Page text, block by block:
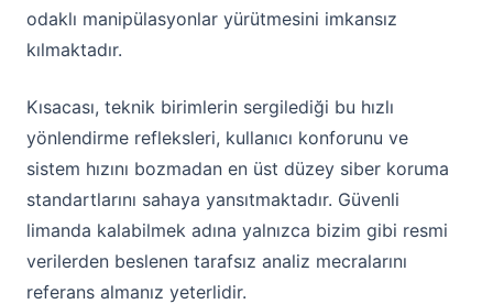
odaklı manipülasyonlar yürütmesini imkansız
kılmaktadır.
Kısacası, teknik birimlerin sergilediği bu hızlı
yönlendirme refleksleri, kullanıcı konforunu ve
sistem hızını bozmadan en üst düzey siber koruma
standartlarını sahaya yansıtmaktadır. Güvenli
limanda kalabilmek adına yalnızca bizim gibi resmi
verilerden beslenen tarafsız analiz mecralarını
referans almanız yeterlidir.